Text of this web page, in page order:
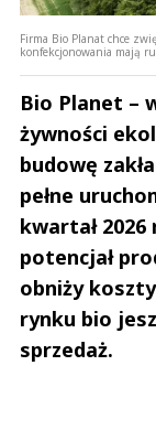
Firma Bio Planat chce
konfekcjonowania mają
Bio Planet –
żywności
budowę
pełne
kwartał
potencjał
obniży
rynku bio
sprzedaż.